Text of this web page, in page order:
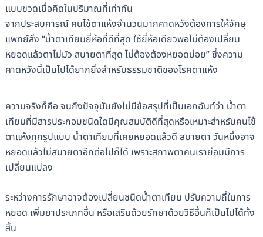
แบบขวดเมื่อคิดในปริมาณที่เท่ากัน
จากประสบการณ์ คนไข้ตาแห้งจำนวนมากคาดหวังต้องการให้จักษุ
แพทย์สั่ง “น้ำตาเทียมยี่ห้อที่ดีที่สุด ใช้ยี่ห้อเดียวพอไม่ต้องเปลี่ยน
หยอดแล้วตาไม่มัว สบายตาที่สุด ไม่ต้องต้องหยอดบ่อย” ซึ่งความ
คาดหวังนี้เป็นไปได้ยากยิ่งสำหรับธรรมชาติของโรคตาแห้ง
ความจริงก็คือ จนถึงปัจจุบันยังไม่มีข้อสรุปที่เป็นเอกฉันท์ว่า น้ำตา
เทียมที่มีสารประกอบชนิดใดมีคุณสมบัติดีที่สุดหรือเหมาะสำหรับคนไข้
ตาแห้งทุกรูปแบบ น้ำตาเทียมที่เคยหยอดแล้วดี สบายตา วันหนึ่งอาจ
หยอดแล้วไม่สบายตาอีกต่อไปก็ได้ เพราะสภาพตาคนเราย่อมมีการ
เปลี่ยนแปลง
ระหว่างการรักษาอาจต้องเปลี่ยนชนิดน้ำตาเทียม ปรับความถี่ในการ
หยอด เพิ่มยาประเภทอื่น หรือเสริมด้วยรักษาด้วยวิธีอื่นก็เป็นไปได้ทั้ง
สิ้น